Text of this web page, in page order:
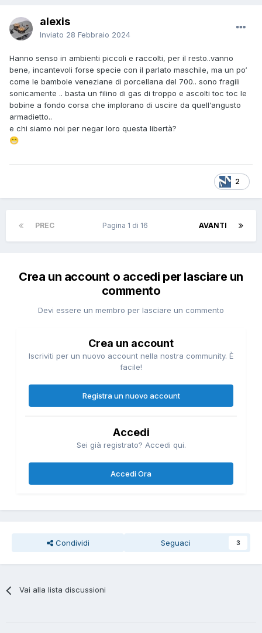
alexis
Inviato 28 Febbraio 2024
Hanno senso in ambienti piccoli e raccolti, per il resto..vanno
bene, incantevoli forse specie con il parlato maschile, ma un po‘
come le bambole veneziane di porcellana del 700.. sono fragili
sonicamente .. basta un filino di gas di troppo e ascolti toc toc le
bobine a fondo corsa che implorano di uscire da quell‘angusto
armadietto..
e chi siamo noi per negar loro questa libertà?
😁
2
PREC AVANTI
Pagina 1 di 16
Crea un account o accedi per lasciare un
commento
Devi essere un membro per lasciare un commento
Crea un account
Iscriviti per un nuovo account nella nostra community. È
facile!
Registra un nuovo account
Accedi
Sei già registrato? Accedi qui.
Accedi Ora
Condividi Seguaci 3
Vai alla lista discussioni